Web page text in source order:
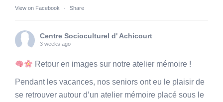
View on Facebook · Share
Centre Socioculturel d' Achicourt
3 weeks ago
Retour en images sur notre atelier mémoire !
Pendant les vacances, nos seniors ont eu le plaisir de
se retrouver autour d’un atelier mémoire placé sous le